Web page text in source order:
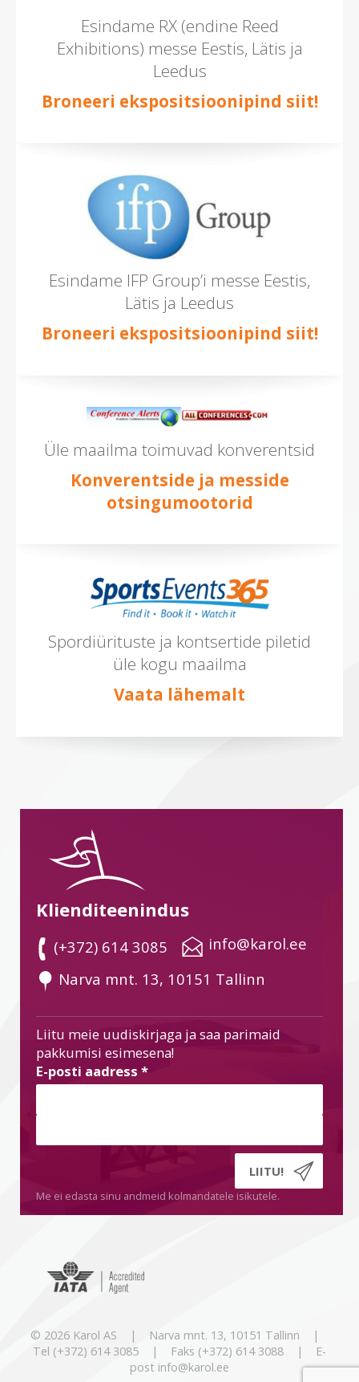
Esindame RX (endine Reed
Exhibitions) messe Eestis, Lätis ja
Leedus
Broneeri ekspositsioonipind siit!
Esindame IFP Group’i messe Eestis,
Lätis ja Leedus
Broneeri ekspositsioonipind siit!
Üle maailma toimuvad konverentsid
Konverentside ja messide
otsingumootorid
Spordiürituste ja kontsertide piletid
üle kogu maailma
Vaata lähemalt
Klienditeenindus
(+372) 614 3085
info@karol.ee
Narva mnt. 13, 10151 Tallinn
Liitu meie uudiskirjaga ja saa parimaid
pakkumisi esimesena!
E-posti aadress *
Me ei edasta sinu andmeid kolmandatele isikutele.
© 2026 Karol AS | Narva mnt. 13, 10151 Tallinn |
Tel (+372) 614 3085 | Faks (+372) 614 3088 | E-
post info@karol.ee